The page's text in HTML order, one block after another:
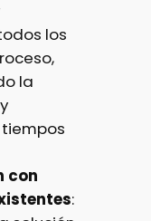
los
la
con
: